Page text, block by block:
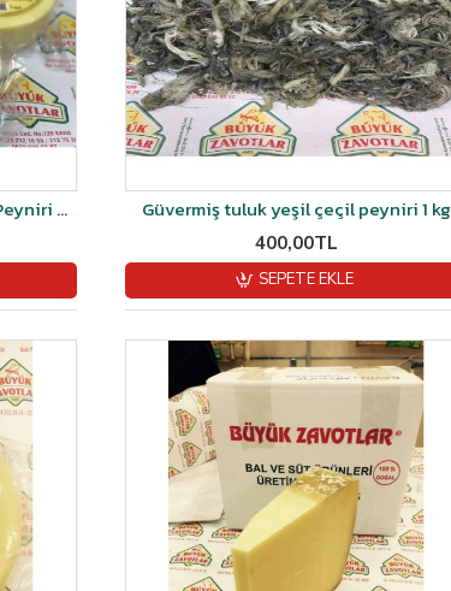
Kars Çıldır Vakumlu Taze Kaşar Peyniri Şırdan Mayalı 1 kg Güvermiş tuluk yeşil çeçil peyniri 1 kg
400,00TL
SEPETE EKLE